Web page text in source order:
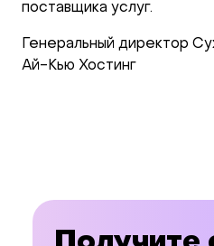
поставщика услуг.
Генеральный директор
Ай-Кью Хостинг